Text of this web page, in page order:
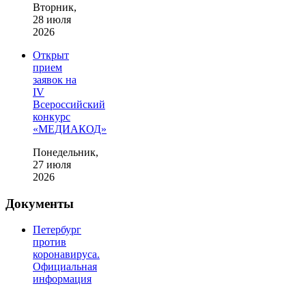
Вторник,
28 июля
2026
Открыт
прием
заявок на
IV
Всероссийский
конкурс
«МЕДИАКОД»
Понедельник,
27 июля
2026
Документы
Петербург
против
коронавируса.
Официальная
информация